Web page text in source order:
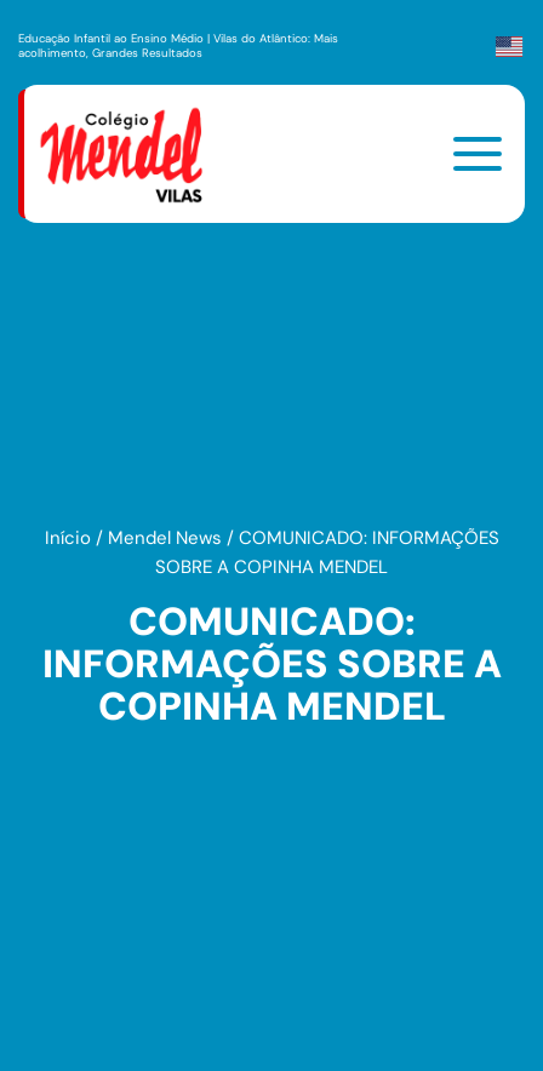
Educação Infantil ao Ensino Médio | Vilas do Atlântico: Mais
acolhimento, Grandes Resultados
Início/ Mendel News / COMUNICADO: INFORMAÇÕES
SOBRE A COPINHA MENDEL
COMUNICADO:
INFORMAÇÕES SOBRE A
COPINHA MENDEL